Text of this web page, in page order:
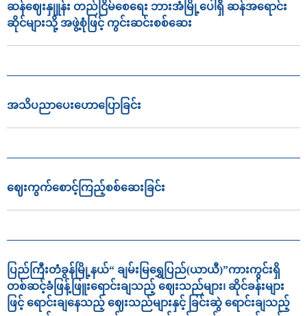
ဆန်ဈေးနှုူန်း တည်ငြိမ်စေရေး ဘားအံမြို့ပေါ်ရှိ ဆန်အရောင်း
ဆိုင်များသို့ အဖွဲ့စုံဖြင့် ကွင်းဆင်းစစ်ဆေး
အသိပညာ‌ပေး‌ဟောပြောခြင်း
ဈေးကွက်စောင့်ကြည့်စစ်ဆေးခြင်း
ပြည်ကြီးတံခွန်မြို့နယ်“ ချမ်းမြရွှေပြည်(ယာယီ)”ကားကွင်းရှိ
တစ်ဆင့်ခံဖြန့်ဖြူးရောင်းချသည့် ဈေးသည်များ၊ ဆိုင်ခန်းများ
ဖြင့် ရောင်းချနေသည့် ဈေးသည်များနှင့် ခြင်းဆွဲ ရောင်းချသည့်